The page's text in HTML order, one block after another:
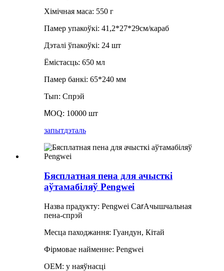
Хімічная маса: 550 г
Памер упакоўкі: 41,2*27*29см/караб
Дэталі ўпакоўкі: 24 шт
Ёмістасць: 650 мл
Памер банкі: 65*240 мм
Тып: Спрэй
MOQ: 10000 шт
запытдэталь
Бясплатная пена для ачысткі
аўтамабіляў Pengwei
Назва прадукту: Pengwei CarАчышчальная
пена-спрэй
Месца паходжання: Гуандун, Кітай
Фірмовае найменне: Pengwei
OEM: у наяўнасці